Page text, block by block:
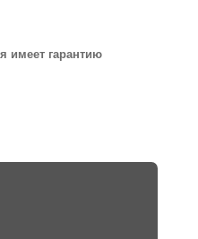
имеет гарантию